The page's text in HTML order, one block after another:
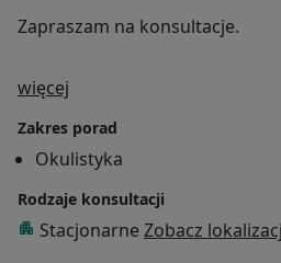
Zapraszam na konsultacje.
więcej
Zakres porad
Okulistyka
Rodzaje konsultacji
Stacjonarne Zobacz